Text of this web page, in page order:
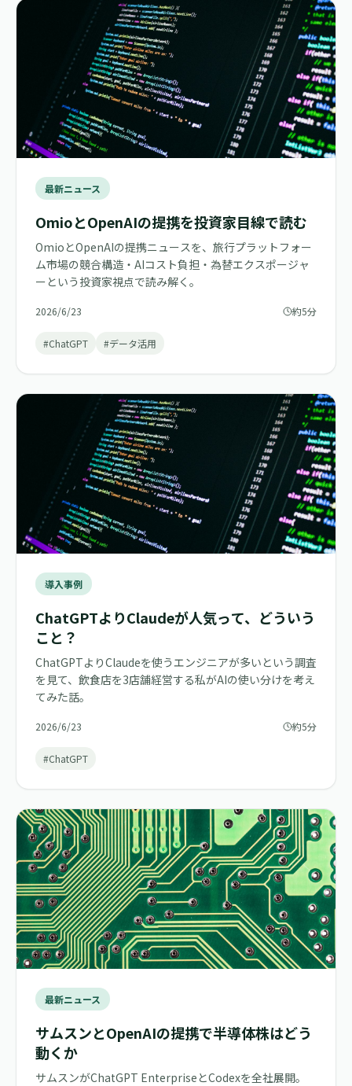
最新ニュース
OmioとOpenAIの提携を投資家目線で読む
OmioとOpenAIの提携ニュースを、旅行プラットフォー
ム市場の競合構造・AIコスト負担・為替エクスポージャ
ーという投資家視点で読み解く。
2026/6/23 約5分
#ChatGPT #データ活用
導入事例
ChatGPTよりClaudeが人気って、どういう
こと？
ChatGPTよりClaudeを使うエンジニアが多いという調査
を見て、飲食店を3店舗経営する私がAIの使い分けを考え
てみた話。
2026/6/23 約5分
#ChatGPT
最新ニュース
サムスンとOpenAIの提携で半導体株はどう
動くか
サムスンがChatGPT EnterpriseとCodexを全社展開。